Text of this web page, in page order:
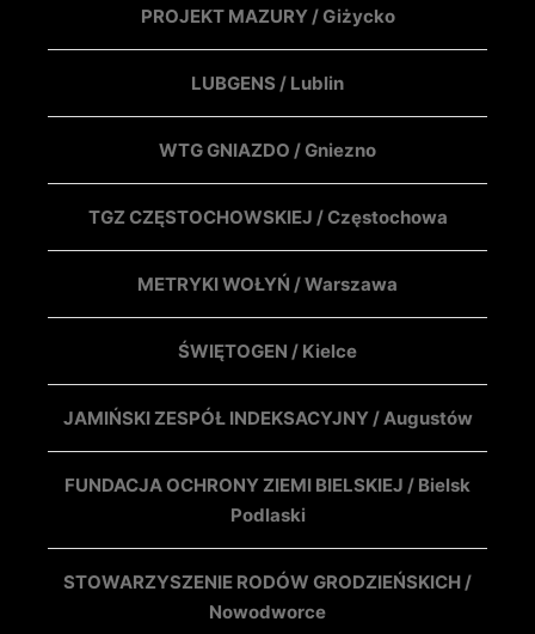
PROJEKT MAZURY / Giżycko
LUBGENS / Lublin
WTG GNIAZDO / Gniezno
TGZ CZĘSTOCHOWSKIEJ / Częstochowa
METRYKI WOŁYŃ / Warszawa
ŚWIĘTOGEN / Kielce
JAMIŃSKI ZESPÓŁ INDEKSACYJNY / Augustów
FUNDACJA OCHRONY ZIEMI BIELSKIEJ / Bielsk
Podlaski
STOWARZYSZENIE RODÓW GRODZIEŃSKICH /
Nowodworce